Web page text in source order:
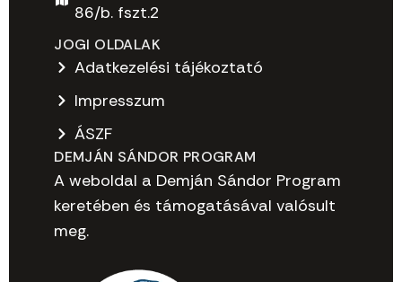
86/b. fszt.2
JOGI OLDALAK
Adatkezelési tájékoztató
Impresszum
ÁSZF
DEMJÁN SÁNDOR PROGRAM
A weboldal a Demján Sándor Program
keretében és támogatásával valósult
meg.